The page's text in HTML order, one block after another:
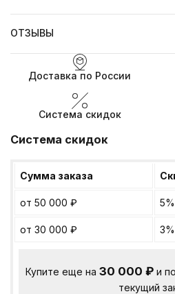
ОТЗЫВЫ
Доставка по России
Система скидок
Система скидок
Сумма заказа
от 50 000 ₽ 5%
от 30 000 ₽ 3%
Купите еще на30 000₽ и
текущий